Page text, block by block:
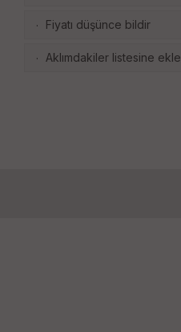
· Fiyatı düşünce bildir
· Aklımdakiler listesine ekle